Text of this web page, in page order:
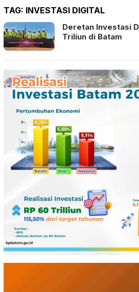
TAG: INVESTASI DIGITAL
Deretan Investasi
Triliun di Batam